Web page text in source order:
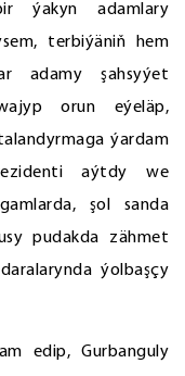
ýakyn adamlary
terbiýäniň hem
adamy şahsyýet
orun eýeläp,
ýardam
aýtdy we
şol sanda
pudakda zähmet
ýolbaşçy
edip, Gurbanguly